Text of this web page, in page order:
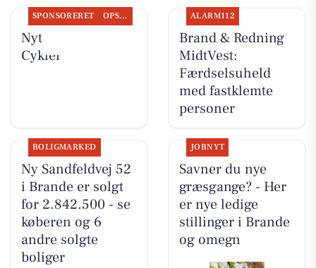
SPONSORERET OPSLAGSTAVLEN
Nyt fra Per P.
Cykler
ALARM112
Brand & Redning
MidtVest:
Færdselsuheld
med fastklemte
personer
BOLIGMARKED
Ny Sandfeldvej 52
i Brande er solgt
for 2.842.500 - se
køberen og 6
andre solgte
boliger
JOBNYT
Savner du nye
græsgange? - Her
er nye ledige
stillinger i Brande
og omegn